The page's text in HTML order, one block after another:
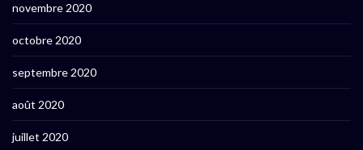
novembre 2020
octobre 2020
septembre 2020
août 2020
juillet 2020